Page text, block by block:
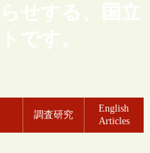
せする、国立
です。
調査研究
English
Articles